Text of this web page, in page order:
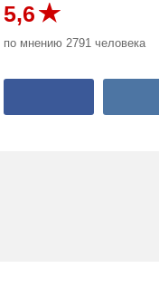
5,6
по мнению 2791 человека